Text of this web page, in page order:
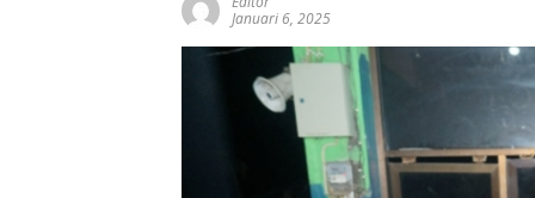
Januari 6, 2025